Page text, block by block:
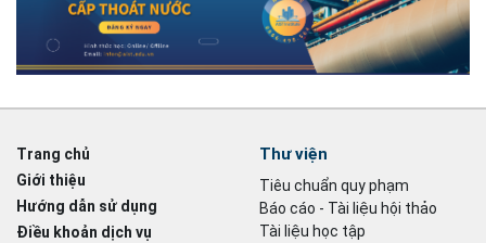
Trang chủ
Giới thiệu
Hướng dẫn sử dụng
Điều khoản dịch vụ
Thư viện
Tiêu chuẩn quy phạm
Báo cáo - Tài liệu hội thảo
Tài liệu học tập